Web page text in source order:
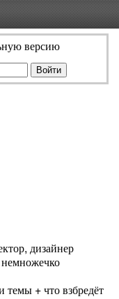
версию
дизайнер
+ что взбредёт